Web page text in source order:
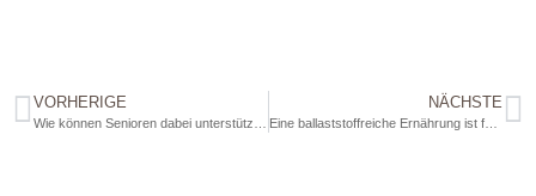
VORHERIGE NÄCHSTE
Eine ballaststoffreiche Ernährung ist für die Gesundheit älterer Menschen enorm wichtig